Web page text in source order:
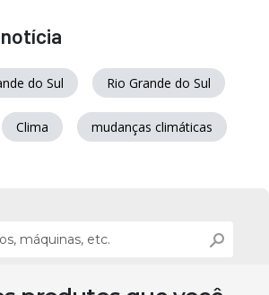
do Sul Rio Grande do Sul
Clima mudanças climáticas